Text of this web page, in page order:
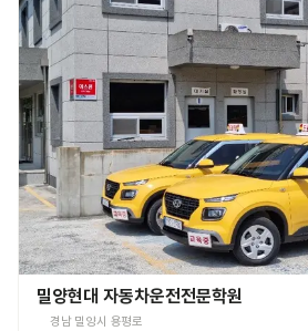
밀양현대 자동차운전전문학원
경남 밀양시 용평로